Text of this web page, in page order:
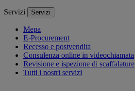
Servizi Servizi
Mepa
E-Procurement
Recesso e postvendita
Consulenza online in videochiamata
Revisione e ispezione di scaffalature
Tutti i nostri servizi